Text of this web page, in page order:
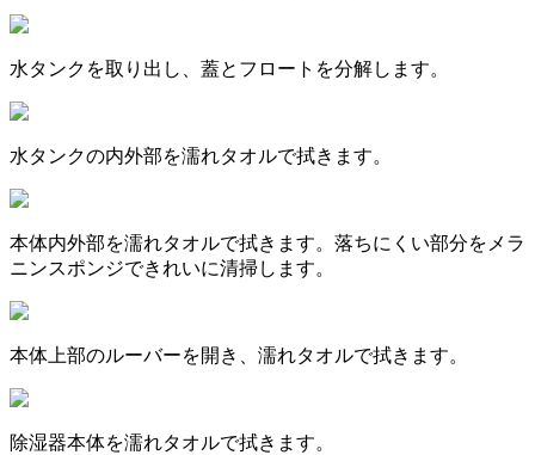
水タンクを取り出し、蓋とフロートを分解します。
水タンクの内外部を濡れタオルで拭きます。
本体内外部を濡れタオルで拭きます。落ちにくい部分をメラ
ニンスポンジできれいに清掃します。
本体上部のルーバーを開き、濡れタオルで拭きます。
除湿器本体を濡れタオルで拭きます。